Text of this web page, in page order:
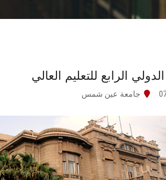
جامعة عين شمس